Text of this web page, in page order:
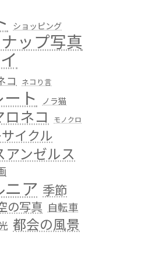
ショッピング
ップ写真
コ ネコり言
ト ノラ猫
ロネコ モノクロ
イクル
アンゼルス
ニア 季節
の写真 自転車
都会の風景